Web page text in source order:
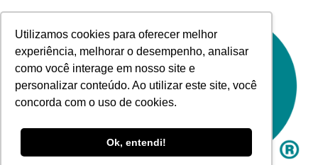
Utilizamos cookies para oferecer melhor
experiência, melhorar o desempenho, analisar
como você interage em nosso site e
personalizar conteúdo. Ao utilizar este site, você
concorda com o uso de cookies.
Ok, entendi!